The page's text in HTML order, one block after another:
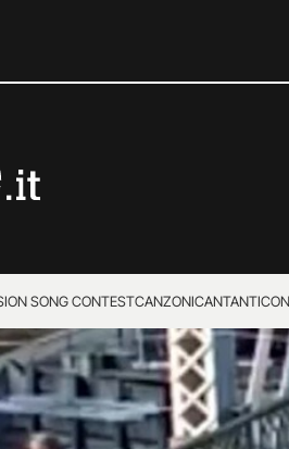
SONG CONTESTCANZONICANTANTI